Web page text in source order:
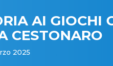
AI GIOCHI
CESTONARO
2025